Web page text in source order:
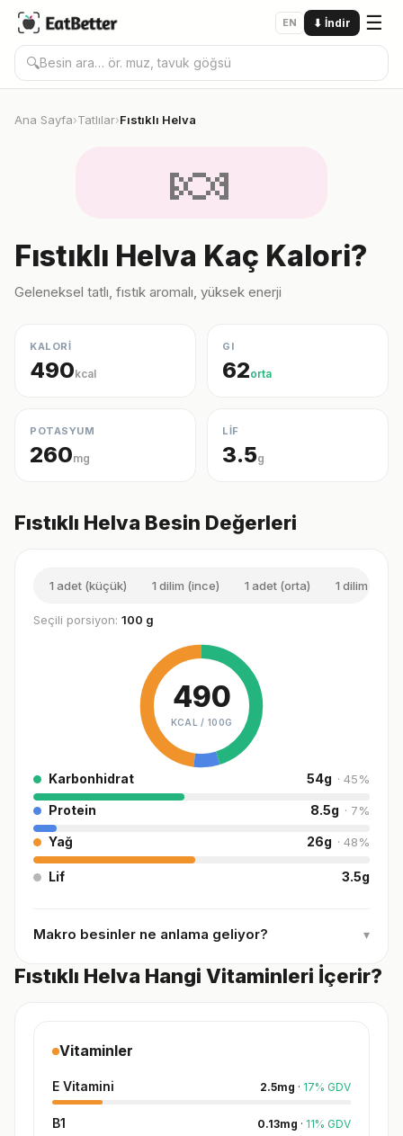
EN ⬇ İndir ☰
🔍
Ana Sayfa›Tatlılar›Fıstıklı Helva
🍬
Fıstıklı Helva Kaç Kalori?
Geleneksel tatlı, fıstık aromalı, yüksek enerji
KALORİ
490kcal
GI
62orta
POTASYUM
260mg
LİF
3.5g
Fıstıklı Helva Besin Değerleri
1 adet (küçük) 1 dilim (ince) 1 adet (orta) 1 dilim
Seçili porsiyon: 100 g
490
KCAL / 100G
Karbonhidrat 54g · 45%
Protein 8.5g · 7%
Yağ 26g · 48%
Lif 3.5g
Makro besinler ne anlama geliyor? ▾
Fıstıklı Helva Hangi Vitaminleri İçerir?
Vitaminler
E Vitamini 2.5mg · 17% GDV
B1 0.13mg · 11% GDV